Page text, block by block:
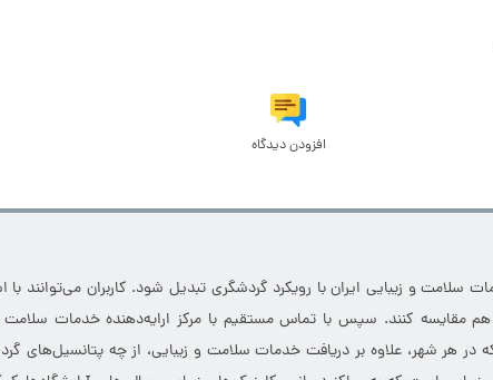
افزودن دیدگاه
و زیبایی ایران با رویکرد گردشگری تبدیل شود. کاربران می‌توانند با
مقایسه کنند. سپس با تماس مستقیم با مرکز ارایه‌دهنده خدمات سلامت
در هر شهر، علاوه بر دریافت خدمات سلامت و زیبایی، از چه پتانسیل‌های